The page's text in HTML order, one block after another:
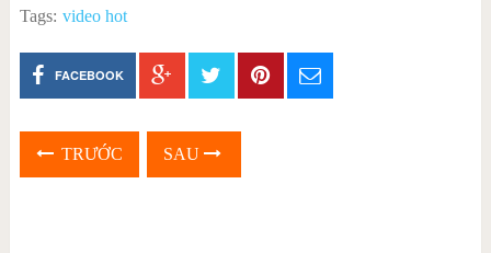
Tags: video hot
FACEBOOK
TRƯỚC SAU